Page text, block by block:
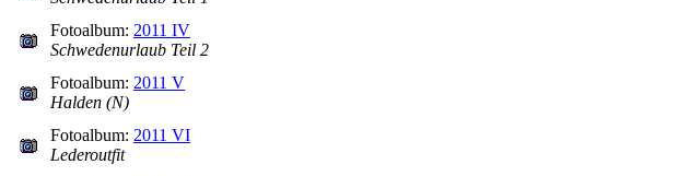
Fotoalbum: 2011 IV
Schwedenurlaub Teil 2
Fotoalbum: 2011 V
Halden (N)
Fotoalbum: 2011 VI
Lederoutfit